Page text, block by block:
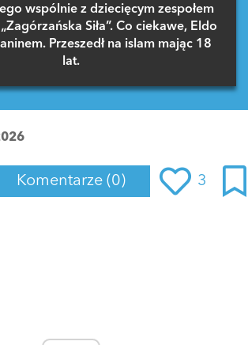
wspólnie z dziecięcym zespołem
Siła”. Co ciekawe, Eldo
Przeszedł na islam mając 18
lat.
Komentarze (0) 3